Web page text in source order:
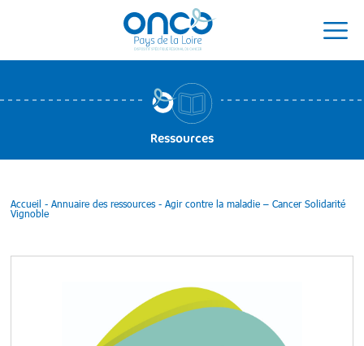
Ressources
Accueil - Annuaire des ressources- Agir contre la maladie – Cancer Solidarité
Vignoble